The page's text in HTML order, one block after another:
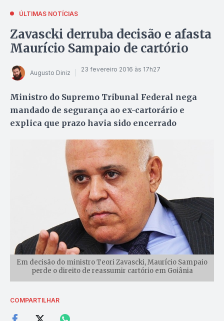
ÚLTIMAS NOTÍCIAS
Zavascki derruba decisão e afasta
Maurício Sampaio de cartório
Augusto Diniz 23 fevereiro 2016 às 17h27
Ministro do Supremo Tribunal Federal nega
mandado de segurança ao ex-cartorário e
explica que prazo havia sido encerrado
Em decisão do ministro Teori Zavascki, Maurício Sampaio
perde o direito de reassumir cartório em Goiânia
COMPARTILHAR